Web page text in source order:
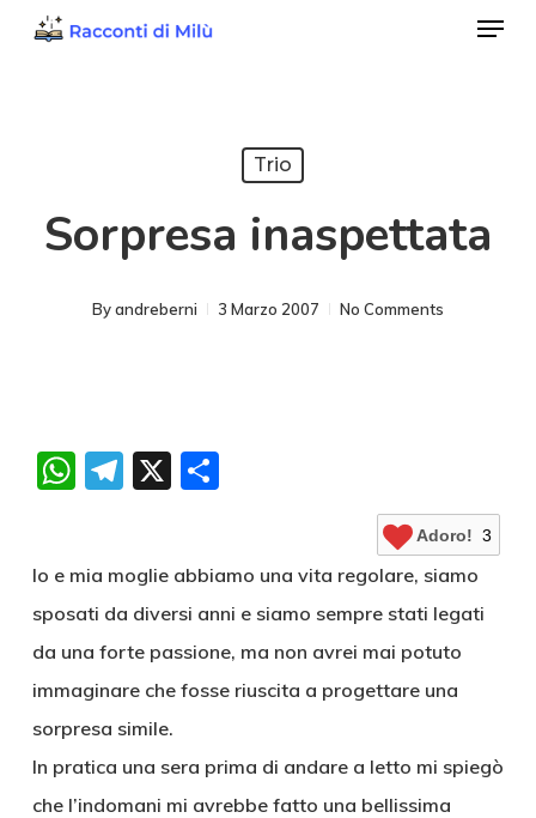
Menu
Trio
Sorpresa inaspettata
Byandreberni 3 Marzo 2007 No Comments
WhatsApp
Telegram
X Condividi
Adoro! 3
Io e mia moglie abbiamo una vita regolare, siamo
sposati da diversi anni e siamo sempre stati legati
da una forte passione, ma non avrei mai potuto
immaginare che fosse riuscita a progettare una
sorpresa simile.
In pratica una sera prima di andare a letto mi spiegò
che l’indomani mi avrebbe fatto una bellissima